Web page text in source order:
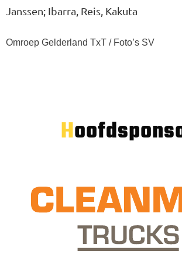
Janssen; Ibarra, Reis, Kakuta
Omroep Gelderland TxT / Foto’s SV